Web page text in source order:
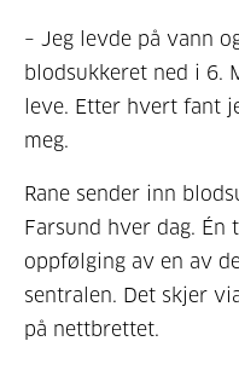
– Jeg levde på vann
blodsukkeret ned i 6.
leve. Etter hvert fant
meg.
Rane sender inn
Farsund hver dag.
oppfølging av en av
sentralen. Det skjer
på nettbrettet.